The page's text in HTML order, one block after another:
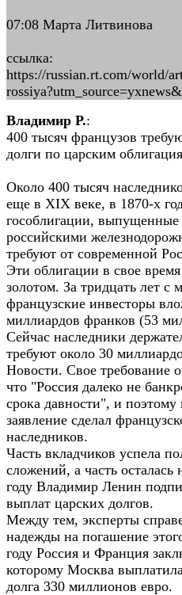
07:08 Марта Литвинова
ссылка:
https://russian.rt.com/world/
Владимир Р.:
400 тысяч французов
долги по царским
Около 400 тысяч
еще в XIX веке, в 1870-х
гособлигации,
российскими
требуют от современной
Эти облигации в свое
золотом. За тридцать лет с
французские инвесторы
миллиардов франков (53
Сейчас наследники
требуют около 30
Новости. Свое требование
что "Россия далеко не
срока давности", и поэтому
заявление сделал
наследников.
Часть вкладчиков успела
сложений, а часть
году Владимир Ленин
выплат царских долгов.
Между тем, эксперты
надежды на погашение
году Россия и Франция
которому Москва
долга 330 миллионов евро.